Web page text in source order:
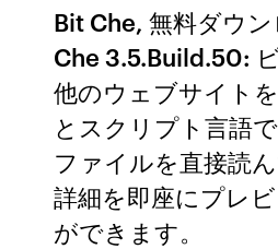
Bit Che, 無料ダウ
Che 3.5.Build.50:
他のウェブサイト
とスクリプト言語
ファイルを直接読
詳細を即座にプレ
ができます。